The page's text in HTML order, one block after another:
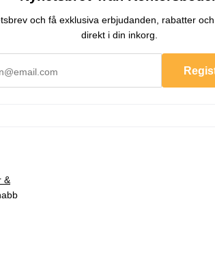
och få exklusiva erbjudanden, rabatter
direkt i din inkorg.
&